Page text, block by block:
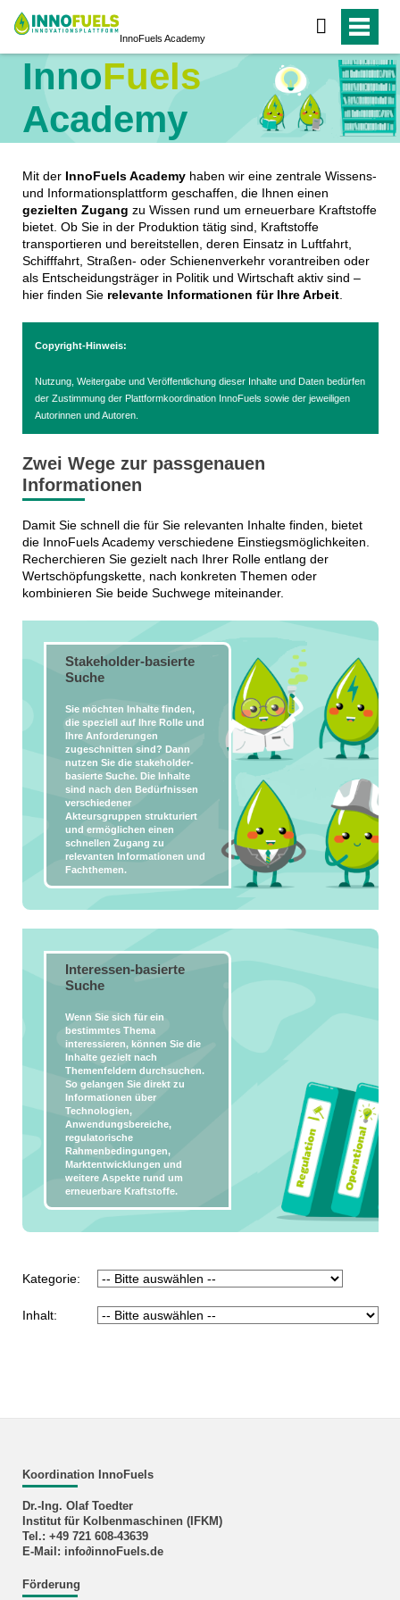
InnoFuels Academy
InnoFuels
Academy
Mit der InnoFuels Academyhaben wir eine zentrale Wissens-
und Informationsplattform geschaffen, die Ihnen einen
gezielten Zugang zu Wissen rund um erneuerbare Kraftstoffe
bietet. Ob Sie in der Produktion tätig sind, Kraftstoffe
transportieren und bereitstellen, deren Einsatz in Luftfahrt,
Schifffahrt, Straßen- oder Schienenverkehr vorantreiben oder
als Entscheidungsträger in Politik und Wirtschaft aktiv sind –
hier finden Sie relevante Informationen für Ihre Arbeit.
Copyright-Hinweis:
Nutzung, Weitergabe und Veröffentlichung dieser Inhalte und Daten bedürfen
der Zustimmung der Plattformkoordination InnoFuels sowie der jeweiligen
Autorinnen und Autoren.
Zwei Wege zur passgenauen
Informationen
Damit Sie schnell die für Sie relevanten Inhalte finden, bietet
die InnoFuels Academy verschiedene Einstiegsmöglichkeiten.
Recherchieren Sie gezielt nach Ihrer Rolle entlang der
Wertschöpfungskette, nach konkreten Themen oder
kombinieren Sie beide Suchwege miteinander.
Stakeholder-basierte
Suche
Sie möchten Inhalte finden,
die speziell auf Ihre Rolle und
Ihre Anforderungen
zugeschnitten sind? Dann
nutzen Sie die stakeholder-
basierte Suche. Die Inhalte
sind nach den Bedürfnissen
verschiedener
Akteursgruppen strukturiert
und ermöglichen einen
schnellen Zugang zu
relevanten Informationen und
Fachthemen.
Interessen-basierte
Suche
Wenn Sie sich für ein
bestimmtes Thema
interessieren, können Sie die
Inhalte gezielt nach
Themenfeldern durchsuchen.
So gelangen Sie direkt zu
Informationen über
Technologien,
Anwendungsbereiche,
regulatorische
Rahmenbedingungen,
Marktentwicklungen und
weitere Aspekte rund um
erneuerbare Kraftstoffe.
Kategorie:
Inhalt:
Koordination InnoFuels
Dr.-Ing. Olaf Toedter
Institut für Kolbenmaschinen (IFKM)
Tel.: +49 721 608-43639
E-Mail: info∂innoFuels.de
Förderung